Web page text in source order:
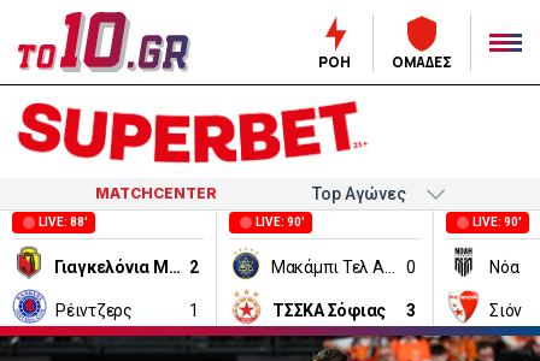
ΡΟΗ ΟΜΑΔΕΣ
MATCHCENTER
LIVE: 88'
Γιαγκελόνια Μπιάλιστοκ 2
Ρέιντζερς 1
LIVE: 90'
0
ΤΣΣΚΑ Σόφιας 3
LIVE: 90'
Νόα
Σιόν